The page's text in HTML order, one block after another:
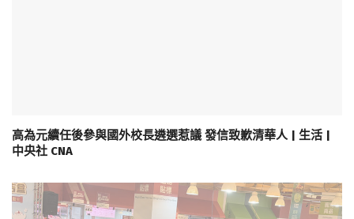
高為元續任後參與國外校長遴選惹議 發信致歉清華人 | 生活 |
中央社 CNA